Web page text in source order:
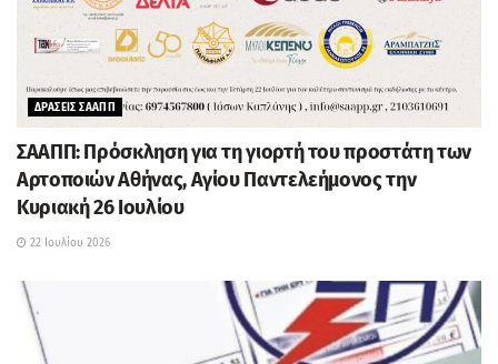
ΔΡΑΣΕΙΣ ΣΑΑΠΠ
ΣΑΑΠΠ: Πρόσκληση για τη γιορτή του προστάτη των
Αρτοποιών Αθήνας, Αγίου Παντελεήμονος την
Κυριακή 26 Ιουλίου
22 Ιουλίου 2026